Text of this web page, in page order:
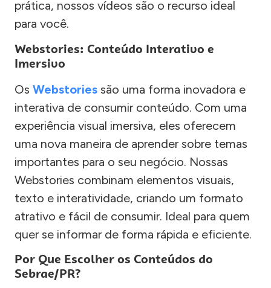
prática, nossos vídeos são o recurso ideal
para você.
Webstories: Conteúdo Interativo e
Imersivo
Os Webstories são uma forma inovadora e
interativa de consumir conteúdo. Com uma
experiência visual imersiva, eles oferecem
uma nova maneira de aprender sobre temas
importantes para o seu negócio. Nossas
Webstories combinam elementos visuais,
texto e interatividade, criando um formato
atrativo e fácil de consumir. Ideal para quem
quer se informar de forma rápida e eficiente.
Por Que Escolher os Conteúdos do
Sebrae/PR?